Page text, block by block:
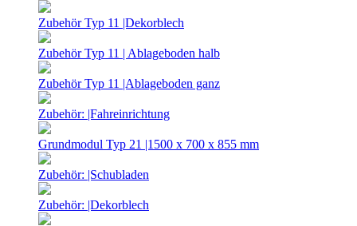
Zubehör Typ 11 |Dekorblech
Zubehör Typ 11 | Ablageboden halb
Zubehör Typ 11 |Ablageboden ganz
Zubehör: |Fahreinrichtung
Grundmodul Typ 21 |1500 x 700 x 855 mm
Zubehör: |Schubladen
Zubehör: |Dekorblech